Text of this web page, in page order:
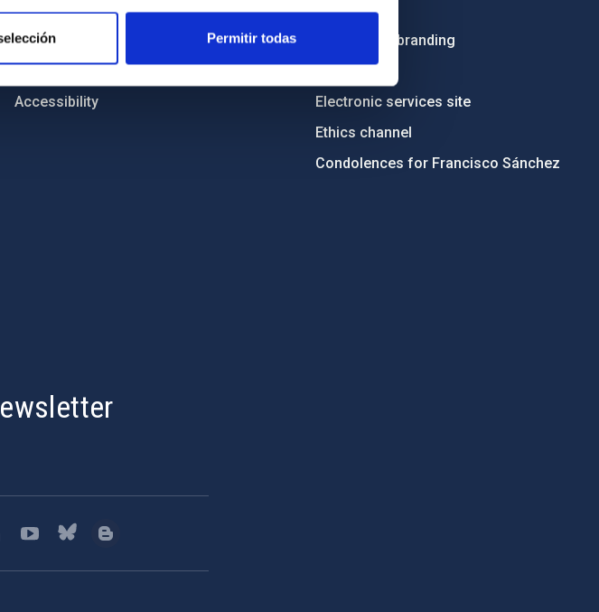
Permitir todas
Privacy policy
Legal notice
Cookies policy
Accessibility
Tenders
Institutional branding
RSS
Electronic services site
Ethics channel
Condolences for Francisco Sánchez